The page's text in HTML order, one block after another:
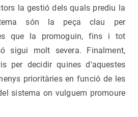
la gestió dels quals prediu la
són la peça clau per
que la promoguin, fins i tot
sigui molt severa. Finalment,
per decidir quines d'aquestes
prioritàries en funció de les
sistema on vulguem promoure